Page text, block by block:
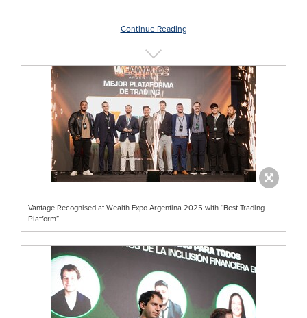
Continue Reading
Vantage Recognised at Wealth Expo Argentina 2025 with “Best Trading
Platform”